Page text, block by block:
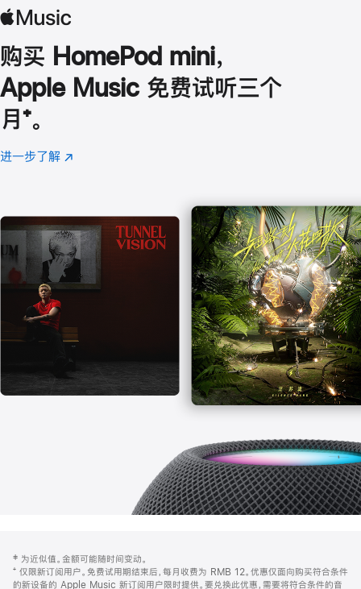
购买 HomePod mini，
Apple Music 免费试听三个
月 脚
注
⁺。
进一步了解 Apple
(在
口
中
打
开)
页
注
‡ 为近似值。金额可能随时间变动。
⁺ 仅限新订阅用户。免费试用期结束后，每月收费为 RMB 12。优惠仅面向购买符合条件
的新设备的 Apple Music 新订阅用户限时提供。要兑换此优惠，需要将符合条件的音